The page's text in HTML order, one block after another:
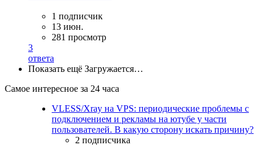
1 подписчик
13 июн.
281 просмотр
3
ответа
Показать ещё Загружается…
Самое интересное за 24 часа
VLESS/Xray на VPS: периодические проблемы с
подключением и рекламы на ютубе у части
пользователей. В какую сторону искать причину?
2 подписчика